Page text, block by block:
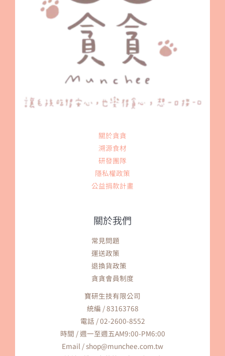
關於貪貪
溯源食材
研發團隊
隱私權政策
公益捐款計畫
關於我們
常見問題
運送政策
退換貨政策
貪貪會員制度
寶研生技有限公司
統編 / 83163768
電話 / 02-2600-8552
時間 / 週一至週五AM9:00-PM6:00
Email / shop@munchee.com.tw